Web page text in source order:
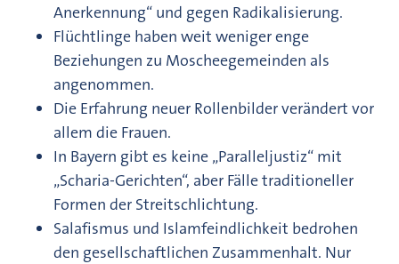
Anerkennung“ und gegen Radikalisierung.
Flüchtlinge haben weit weniger enge
Beziehungen zu Moscheegemeinden als
angenommen.
Die Erfahrung neuer Rollenbilder verändert vor
allem die Frauen.
In Bayern gibt es keine „Paralleljustiz“ mit
„Scharia-Gerichten“, aber Fälle traditioneller
Formen der Streitschlichtung.
Salafismus und Islamfeindlichkeit bedrohen
den gesellschaftlichen Zusammenhalt. Nur